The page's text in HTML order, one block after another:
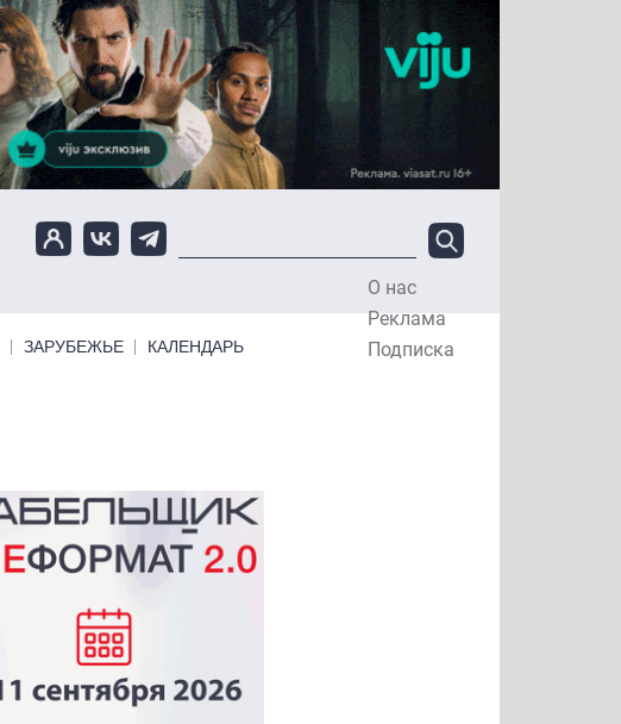
О нас
Реклама
Подписка
ЗАРУБЕЖЬЕ КАЛЕНДАРЬ